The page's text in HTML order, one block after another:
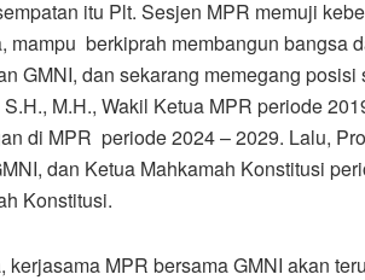
itu Plt. Sesjen MPR memuji
mampu berkiprah membangun bangsa
GMNI, dan sekarang memegang
M.H., Wakil Ketua MPR periode
di MPR periode 2024 – 2029. Lalu,
dan Ketua Mahkamah Konstitusi
Konstitusi.
kerjasama MPR bersama GMNI akan